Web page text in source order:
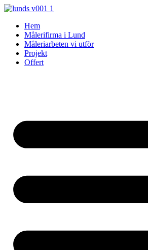
Skip
contentHem
Målerifirma i Lund
Måleriarbeten vi utför
Projekt
Offert